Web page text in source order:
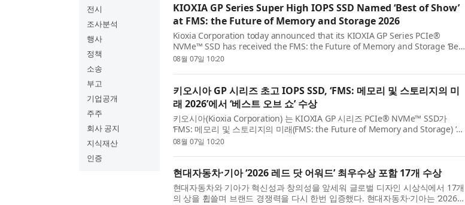
전시
조사분석
행사
정책
소송
부고
기업공개
주주
회사 공지
지식재산
인증
KIOXIA GP Series Super High IOPS SSD Named ‘Best of Show’
at FMS: the Future of Memory and Storage 2026
Kioxia Corporation today announced that its KIOXIA GP Series PCIe®
NVMe™ SSD has received the FMS: the Future of Memory and Storage ‘Best
of Show’ award in the ‘Specialized Storage’ category. The Best of Show
08월 07일 10:20
키오시아 GP 시리즈 초고 IOPS SSD, ‘FMS: 메모리 및 스토리지의 미
래 2026’에서 ‘베스트 오브 쇼’ 수상
키오시아(Kioxia Corporation) 는 KIOXIA GP 시리즈 PCIe® NVMe™ SSD가
‘FMS: 메모리 및 스토리지의 미래(FMS: the Future of Memory and Storage) ’의
‘특수 스토리지(Specialized Storage)’ 부문에서 ‘베스트 오브 쇼(Best of Show)’ 상
08월 07일 10:20
현대자동차·기아 ‘2026 레드 닷 어워드’ 최우수상 포함 17개 수상
현대자동차와 기아가 혁신성과 창의성을 앞세워 글로벌 디자인 시상식에서 17개
의 상을 휩쓸며 브랜드 경쟁력을 다시 한번 입증했다. 현대자동차·기아는 ‘2026